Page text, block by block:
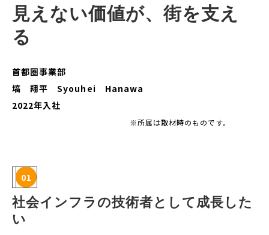
見えない価値が、街を支え
る
首都圏事業部
塙 翔平 Syouhei Hanawa
2022年入社
※所属は取材時のものです。
01
社会インフラの技術者として成長した
い